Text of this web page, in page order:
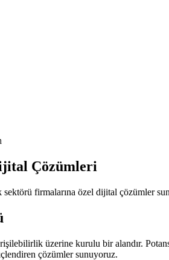
Çözümleri
sektörü firmalarına özel dijital çözümler
üzerine kurulu bir alandır.
çözümler sunuyoruz.